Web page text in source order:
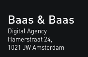
Baas & Baas
Digital Agency
Hamerstraat 24,
1021 JW Amsterdam